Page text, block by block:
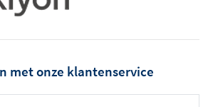
met onze klantenservice